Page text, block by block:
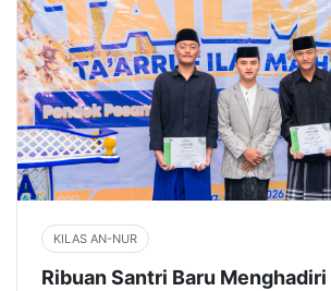
KILAS AN-NUR
Ribuan Santri Baru